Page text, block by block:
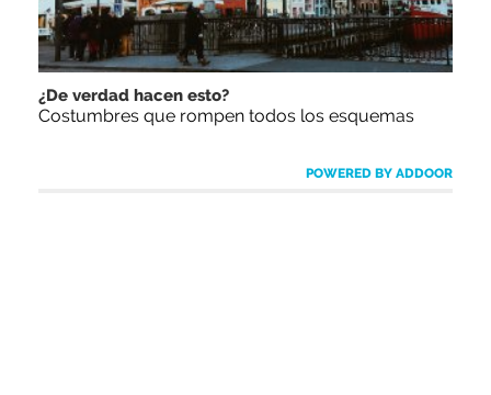
¿De verdad hacen esto?
Costumbres que rompen todos los esquemas
POWERED BY ADDOOR